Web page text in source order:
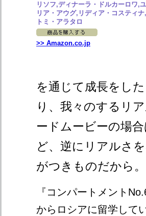
リソフ,ディナーラ・ドルカーロワ,ユ
リア・アウグ,リディア・コスティナ,
トミ・アラタロ
>> Amazon.co.jp
を通じて成長をし
り、我々のするリ
ードムービーの場
ど、逆にリアルさ
がつきものだから。
『コンパートメント
からロシアに留学して